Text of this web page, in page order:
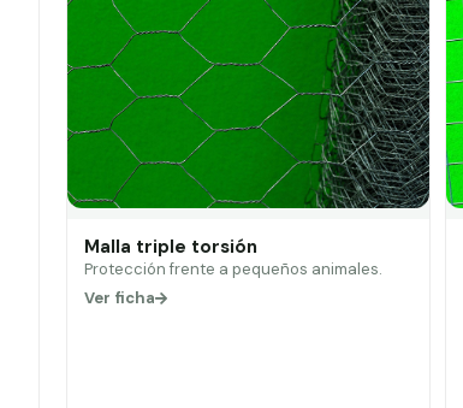
Malla triple torsión
Protección frente a pequeños animales.
Ver ficha